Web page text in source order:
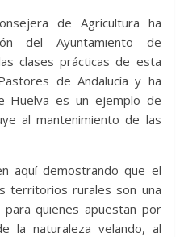
de Agricultura ha
del Ayuntamiento de
clases prácticas de esta
de Andalucía y ha
Huelva es un ejemplo de
al mantenimiento de las
aquí demostrando que el
territorios rurales son una
quienes apuestan por
la naturaleza velando, al